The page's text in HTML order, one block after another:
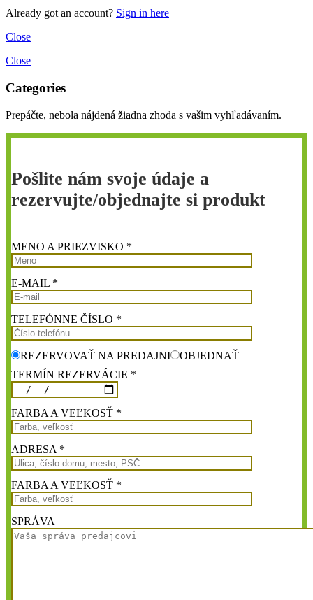
Already got an account? Sign in here
Close
Close
Categories
Prepáčte, nebola nájdená žiadna zhoda s vašim vyhľadávaním.
Pošlite nám svoje údaje a
rezervujte/objednajte si produkt
MENO A PRIEZVISKO *
E-MAIL *
TELEFÓNNE ČÍSLO *
REZERVOVAŤ NA PREDAJNI
OBJEDNAŤ
TERMÍN REZERVÁCIE *
FARBA A VEĽKOSŤ *
ADRESA *
FARBA A VEĽKOSŤ *
SPRÁVA